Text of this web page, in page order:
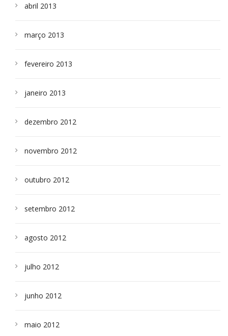
abril 2013
março 2013
fevereiro 2013
janeiro 2013
dezembro 2012
novembro 2012
outubro 2012
setembro 2012
agosto 2012
julho 2012
junho 2012
maio 2012